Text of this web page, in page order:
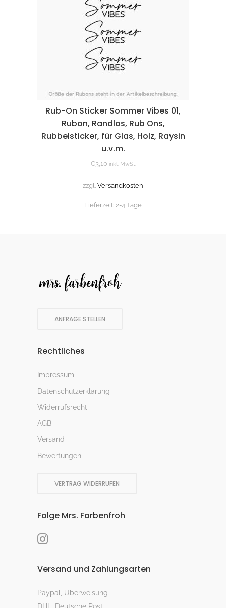
Rub-On Sticker Sommer Vibes 01,
Rubon, Randlos, Rub Ons,
Rubbelsticker, für Glas, Holz, Raysin
u.v.m.
€3,10 inkl. MwSt.
zzgl. Versandkosten
Lieferzeit: 2-4 Tage
ANFRAGE STELLEN
Rechtliches
Impressum
Datenschutzerklärung
Widerrufsrecht
AGB
Versand
Bewertungen
VERTRAG WIDERRUFEN
Folge Mrs. Farbenfroh
Versand und Zahlungsarten
Paypal, Überweisung